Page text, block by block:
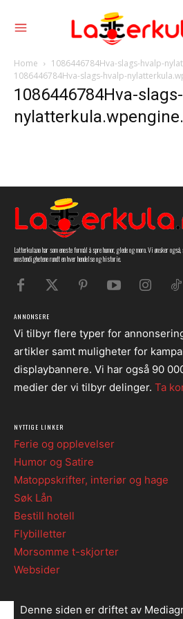
Home
1086446784Hva-slags-hvalp-
1086446784Hva-slags-hvalp-
1086446784Hva-
Latterkula.no har som eneste formål å spre humor, glede og moro. Vi ønsker
omstendighetene rundt en hver hendelse og historie.
ANNONSERE
Vi tilbyr flere typer for
artikler samt muligheter for
displaybannere. Vi har også 90
medier der vi tilbyr delinger. Ta
NYTTIGE LINKER
Ferie og opplevelser
Humor og Satire
Matoppskrifter, interiør og hage
Søk Lån
Bestill hotell
Flybilletter
Morsomme t-skjorter
Websider
Denne siden er driftet av